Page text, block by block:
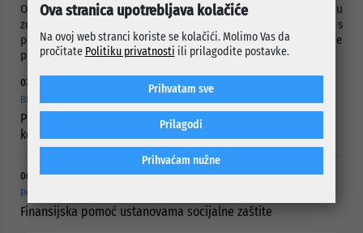
Ova saradnja predstavlja još jedan korak ka unapređenju
zdravstvenih usluga za žene i majke u Kantonu Sarajevo, s
posebnim fokusom na ranu dijagnostiku i preventivne
preglede.
07.08.2026.
BRIGA ZA NAJUGROŽENIJE KATEGORIJE STANOVNIŠTVA
Projektom „Hljeb i mlijeko za penzionere“ obuhvaćeno 437
korisnika
06.08.2026.
POTPISANI UGOVORI
Finansijska pomoć ustanovama socijalne zaštite
Ova stranica upotrebljava kolačiće
Na ovoj web stranci koriste se kolačići. Molimo Vas da
pročitate Politiku privatnosti ili prilagodite postavke.
Prihvaćam nužne
Prilagodi
Prihvatam sve